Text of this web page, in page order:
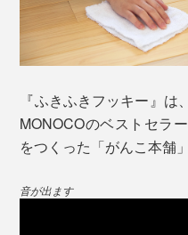
本品は、『ふきふきフッ
カップ・詰替え用ガラス
洗剤を計る軽量カップや
替えて保存できるガラス
窓ガラスは、気づいてい
てスッキリ。ガラスが、
『ふきふきフッキー』は
MONOCOのベストセラ
をつくった「がんこ本舗」
音が出ます